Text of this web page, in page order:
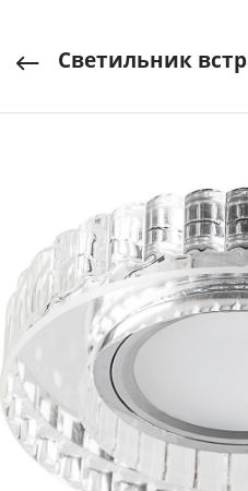
Светильник встраиваемый CD985,